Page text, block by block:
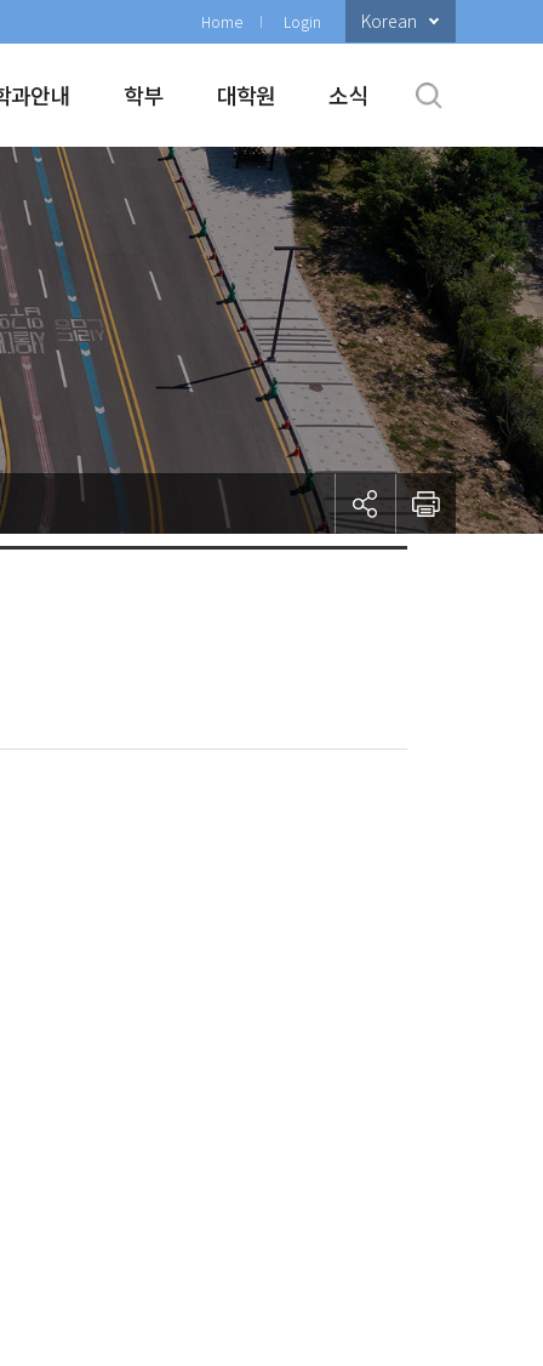
Home Login Korean
과안내 학부 대학원 소식